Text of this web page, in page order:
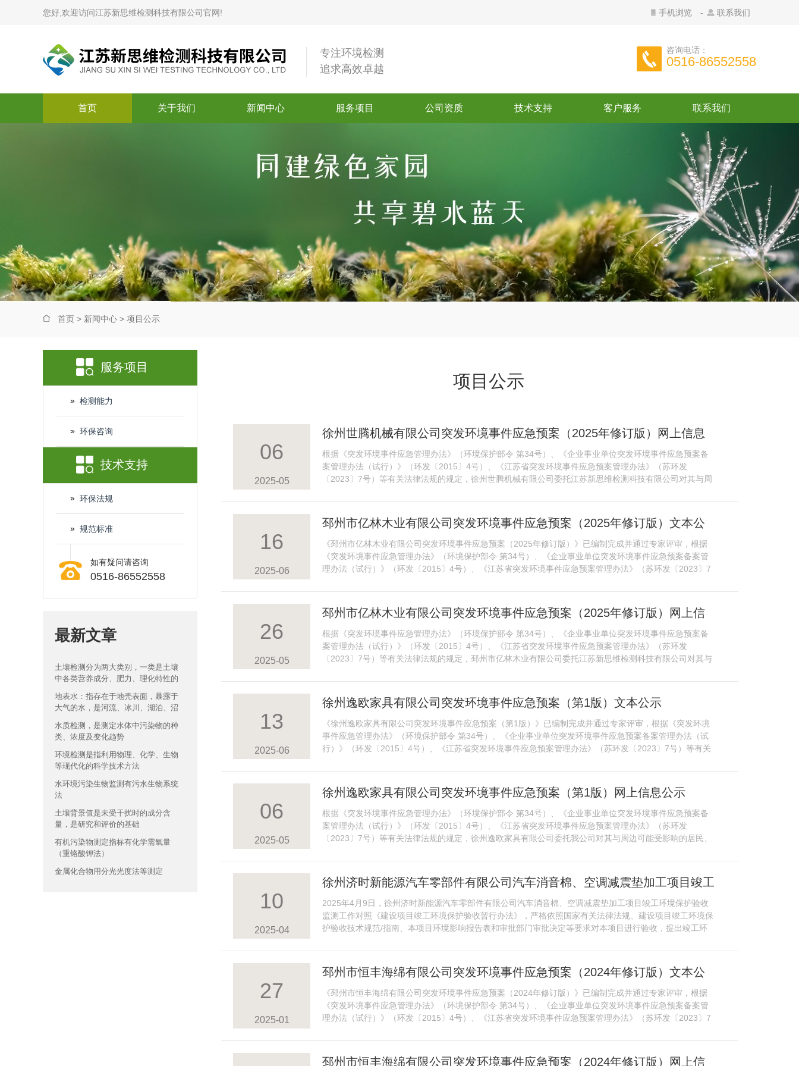
您好,欢迎访问江苏新思维检测科技有限公司官网! 手机浏览 - 联系我们
专注环境检测
追求高效卓越
咨询电话：
0516-86552558
首页 关于我们 新闻中心 服务项目 公司资质 技术支持 客户服务 联系我们
首页 > 新闻中心 > 项目公示
服务项目
检测能力
环保咨询
技术支持
环保法规
规范标准
如有疑问请咨询
0516-86552558
最新文章
土壤检测分为两大类别，一类是土壤
中各类营养成分、肥力、理化特性的
地表水：指存在于地壳表面，暴露于
大气的水，是河流、冰川、湖泊、沼
水质检测，是测定水体中污染物的种
类、浓度及变化趋势
环境检测是指利用物理、化学、生物
等现代化的科学技术方法
水环境污染生物监测有污水生物系统
法
土壤背景值是未受干扰时的成分含
量，是研究和评价的基础
有机污染物测定指标有化学需氧量
（重铬酸钾法）
金属化合物用分光光度法等测定
项目公示
06
2025-05
徐州世腾机械有限公司突发环境事件应急预案（2025年修订版）网上信息
公示
根据《突发环境事件应急管理办法》（环境保护部令 第34号）、《企业事业单位突发环境事件应急预案备
案管理办法（试行）》（环发〔2015〕4号）、《江苏省突发环境事件应急预案管理办法》（苏环发
〔2023〕7号）等有关法律法规的规定，徐州世腾机械有限公司委托江苏新思维检测科技有限公司对其与周
16
2025-06
邳州市亿林木业有限公司突发环境事件应急预案（2025年修订版）文本公
示
《邳州市亿林木业有限公司突发环境事件应急预案（2025年修订版）》已编制完成并通过专家评审，根据
《突发环境事件应急管理办法》（环境保护部令 第34号）、《企业事业单位突发环境事件应急预案备案管
理办法（试行）》（环发〔2015〕4号）、《江苏省突发环境事件应急预案管理办法》（苏环发〔2023〕7
26
2025-05
邳州市亿林木业有限公司突发环境事件应急预案（2025年修订版）网上信
息公示
根据《突发环境事件应急管理办法》（环境保护部令 第34号）、《企业事业单位突发环境事件应急预案备
案管理办法（试行）》（环发〔2015〕4号）、《江苏省突发环境事件应急预案管理办法》（苏环发
〔2023〕7号）等有关法律法规的规定，邳州市亿林木业有限公司委托江苏新思维检测科技有限公司对其与
13
2025-06
徐州逸欧家具有限公司突发环境事件应急预案（第1版）文本公示
《徐州逸欧家具有限公司突发环境事件应急预案（第1版）》已编制完成并通过专家评审，根据《突发环境
事件应急管理办法》（环境保护部令 第34号）、《企业事业单位突发环境事件应急预案备案管理办法（试
行）》（环发〔2015〕4号）、《江苏省突发环境事件应急预案管理办法》（苏环发〔2023〕7号）等有关
06
2025-05
徐州逸欧家具有限公司突发环境事件应急预案（第1版）网上信息公示
根据《突发环境事件应急管理办法》（环境保护部令 第34号）、《企业事业单位突发环境事件应急预案备
案管理办法（试行）》（环发〔2015〕4号）、《江苏省突发环境事件应急预案管理办法》（苏环发
〔2023〕7号）等有关法律法规的规定，徐州逸欧家具有限公司委托我公司对其与周边可能受影响的居民、
10
2025-04
徐州济时新能源汽车零部件有限公司汽车消音棉、空调减震垫加工项目竣工
环境保护验收公示
2025年4月9日，徐州济时新能源汽车零部件有限公司汽车消音棉、空调减震垫加工项目竣工环境保护验收
监测工作对照《建设项目竣工环境保护验收暂行办法》，严格依照国家有关法律法规、建设项目竣工环境保
护验收技术规范/指南、本项目环境影响报告表和审批部门审批决定等要求对本项目进行验收，提出竣工环
27
2025-01
邳州市恒丰海绵有限公司突发环境事件应急预案（2024年修订版）文本公
示
《邳州市恒丰海绵有限公司突发环境事件应急预案（2024年修订版）》已编制完成并通过专家评审，根据
《突发环境事件应急管理办法》（环境保护部令 第34号）、《企业事业单位突发环境事件应急预案备案管
理办法（试行）》（环发〔2015〕4号）、《江苏省突发环境事件应急预案管理办法》（苏环发〔2023〕7
邳州市恒丰海绵有限公司突发环境事件应急预案（2024年修订版）网上信